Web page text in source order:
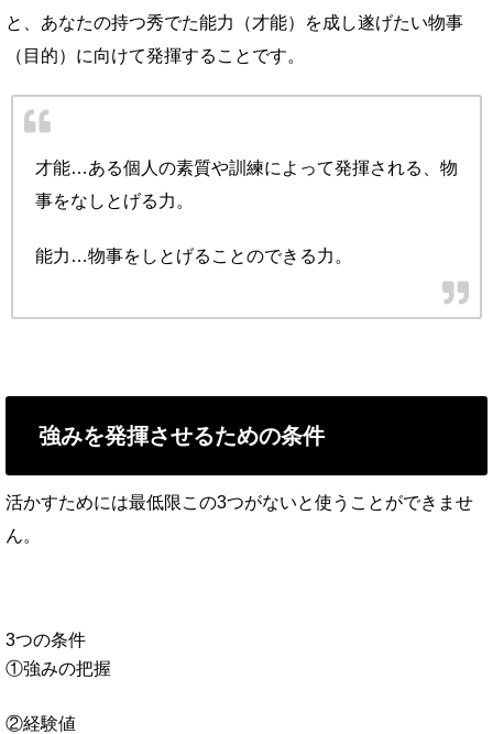
と、あなたの持つ秀でた能力（才能）を成し遂げたい物事
（目的）に向けて発揮することです。
才能…ある個人の素質や訓練によって発揮される、物
事をなしとげる力。
能力…物事をしとげることのできる力。
強みを発揮させるための条件
活かすためには最低限この3つがないと使うことができませ
ん。
3つの条件
①強みの把握
②経験値